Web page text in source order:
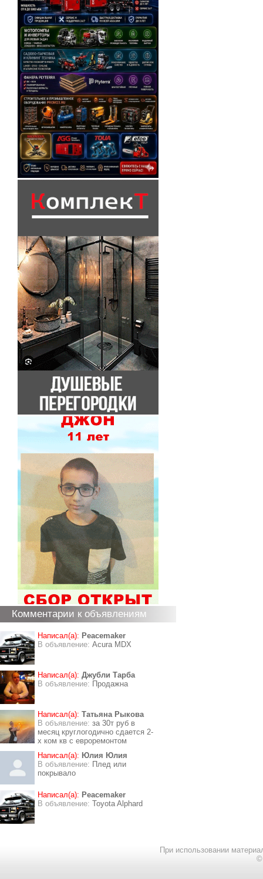
Комментарии к объявлениям
Написал(а): Peacemaker
В объявление: Acura MDX
Написал(а): Джубли Тарба
В объявление: Продажна
Написал(а): Татьяна Рыкова
В объявление: за 30т руб в
месяц круглогодично сдается 2-
х ком кв с евроремонтом
Написал(а): Юлия Юлия
В объявление: Плед или
покрывало
Написал(а): Peacemaker
В объявление: Toyota Alphard
При использовании